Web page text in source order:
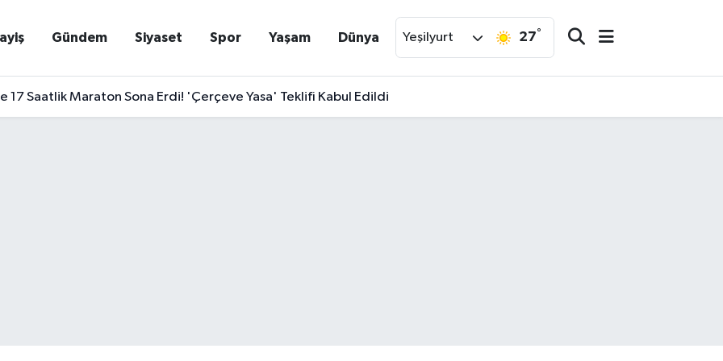
Gündem Siyaset Spor Yaşam Dünya Yeşilyurt 27°
17 Saatlik Maraton Sona Erdi! 'Çerçeve Yasa' Teklifi Kabul Edildi